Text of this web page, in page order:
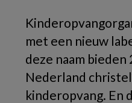
met een nieuw
deze naam
Nederland
kinderopvang. En